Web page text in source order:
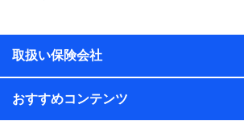
取扱い保険会社
おすすめコンテンツ